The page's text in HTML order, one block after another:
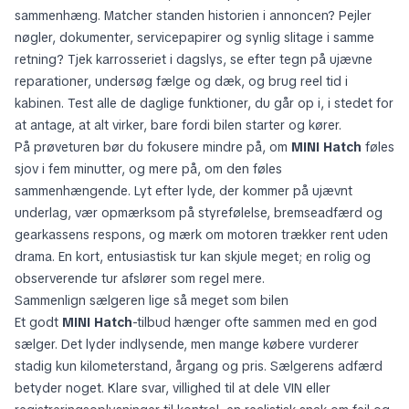
sammenhæng. Matcher standen historien i annoncen? Pejler
nøgler, dokumenter, servicepapirer og synlig slitage i samme
retning? Tjek karrosseriet i dagslys, se efter tegn på ujævne
reparationer, undersøg fælge og dæk, og brug reel tid i
kabinen. Test alle de daglige funktioner, du går op i, i stedet for
at antage, at alt virker, bare fordi bilen starter og kører.
På prøveturen bør du fokusere mindre på, om MINI Hatch føles
sjov i fem minutter, og mere på, om den føles
sammenhængende. Lyt efter lyde, der kommer på ujævnt
underlag, vær opmærksom på styrefølelse, bremseadfærd og
gearkassens respons, og mærk om motoren trækker rent uden
drama. En kort, entusiastisk tur kan skjule meget; en rolig og
observerende tur afslører som regel mere.
Sammenlign sælgeren lige så meget som bilen
Et godt MINI Hatch-tilbud hænger ofte sammen med en god
sælger. Det lyder indlysende, men mange købere vurderer
stadig kun kilometerstand, årgang og pris. Sælgerens adfærd
betyder noget. Klare svar, villighed til at dele VIN eller